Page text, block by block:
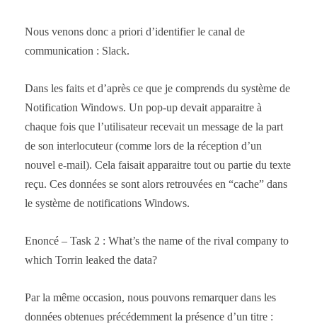
Nous venons donc a priori d’identifier le canal de
communication : Slack.
Dans les faits et d’après ce que je comprends du système de
Notification Windows. Un pop-up devait apparaitre à
chaque fois que l’utilisateur recevait un message de la part
de son interlocuteur (comme lors de la réception d’un
nouvel e-mail). Cela faisait apparaitre tout ou partie du texte
reçu. Ces données se sont alors retrouvées en “cache” dans
le système de notifications Windows.
Enoncé – Task 2 : What’s the name of the rival company to
which Torrin leaked the data?
Par la même occasion, nous pouvons remarquer dans les
données obtenues précédemment la présence d’un titre :